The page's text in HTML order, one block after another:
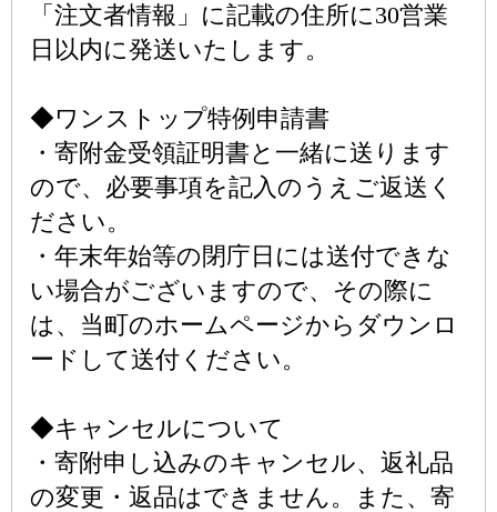
「注文者情報」に記載の住所に30営業
日以内に発送いたします。
◆ワンストップ特例申請書
・寄附金受領証明書と一緒に送ります
ので、必要事項を記入のうえご返送く
ださい。
・年末年始等の閉庁日には送付できな
い場合がございますので、その際に
は、当町のホームページからダウンロ
ードして送付ください。
◆キャンセルについて
・寄附申し込みのキャンセル、返礼品
の変更・返品はできません。また、寄